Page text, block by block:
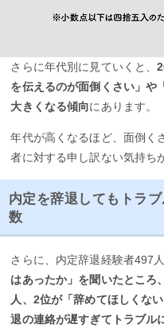
さらに年代別に見ていくと、
を伝えるのが面倒くさい」や
大きくなる傾向にあります。
年代が高くなるほど、面倒く
者に対する申し訳ない気持ち
内定を辞退してもトラ
数
さらに、内定辞退経験者497
はあったか」を聞いたところ
人、2位が「辞めてほしくな
退の連絡が遅すぎてトラブル